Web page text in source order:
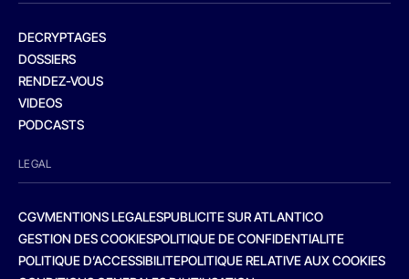
DECRYPTAGES
DOSSIERS
RENDEZ-VOUS
VIDEOS
PODCASTS
LEGAL
CGVMENTIONS LEGALESPUBLICITE SUR ATLANTICO
GESTION DES COOKIESPOLITIQUE DE CONFIDENTIALITE
POLITIQUE D’ACCESSIBILITEPOLITIQUE RELATIVE AUX COOKIES